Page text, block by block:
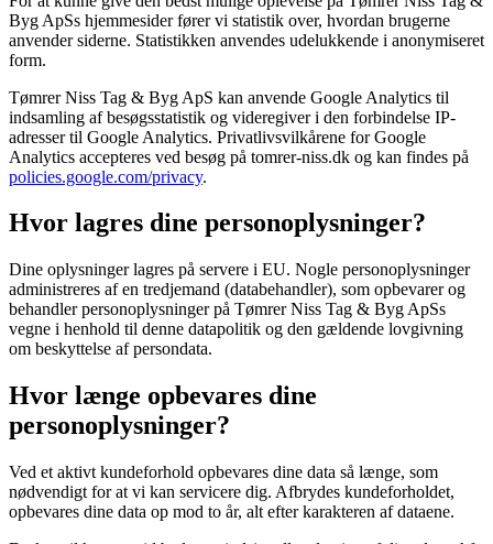
Byg ApSs hjemmesider fører vi statistik over, hvordan brugerne
anvender siderne. Statistikken anvendes udelukkende i anonymiseret
form.
Tømrer Niss Tag & Byg ApS kan anvende Google Analytics til
indsamling af besøgsstatistik og videregiver i den forbindelse IP-
adresser til Google Analytics. Privatlivsvilkårene for Google
Analytics accepteres ved besøg på tomrer-niss.dk og kan findes på
policies.google.com/privacy.
Hvor lagres dine personoplysninger?
Dine oplysninger lagres på servere i EU. Nogle personoplysninger
administreres af en tredjemand (databehandler), som opbevarer og
behandler personoplysninger på Tømrer Niss Tag & Byg ApSs
vegne i henhold til denne datapolitik og den gældende lovgivning
om beskyttelse af persondata.
Hvor længe opbevares dine
personoplysninger?
Ved et aktivt kundeforhold opbevares dine data så længe, som
nødvendigt for at vi kan servicere dig. Afbrydes kundeforholdet,
opbevares dine data op mod to år, alt efter karakteren af dataene.